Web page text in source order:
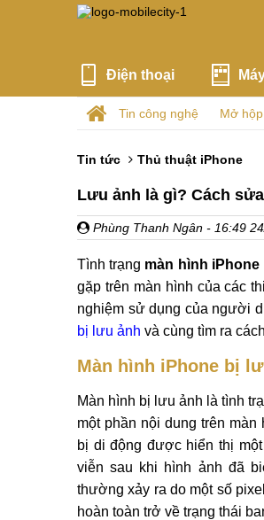
Điện thoại
Tin công nghệ Mở
Tin tức Thủ thuật iPhone
Lưu ảnh là gì? Cách
Phùng Thanh Ngân - 16:49
Tình trạng màn hình iPhone
gặp trên màn hình của các
nghiệm sử dụng của người
bị lưu ảnh và cùng tìm ra
Màn hình iPhone bị
Màn hình bị lưu ảnh là tình
một phần nội dung trên
bị di động được hiển thị
viễn sau khi hình ảnh đã
thường xảy ra do một số
hoàn toàn trở về trạng thái